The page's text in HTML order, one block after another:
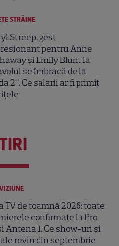
STRĂINE
Streep, gest
pentru Anne
și Emily Blunt la
se îmbracă de la
2”. Ce salarii ar fi primit
TV de toamnă 2026: toate
confirmate la Pro
Antena 1. Ce show-uri și
revin din septembrie